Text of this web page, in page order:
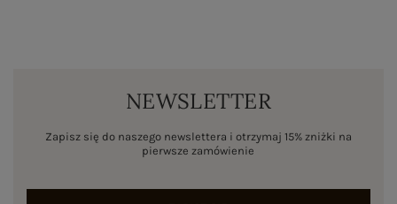
NEWSLETTER
Zapisz się do naszego newslettera i otrzymaj 15% zniżki na
pierwsze zamówienie